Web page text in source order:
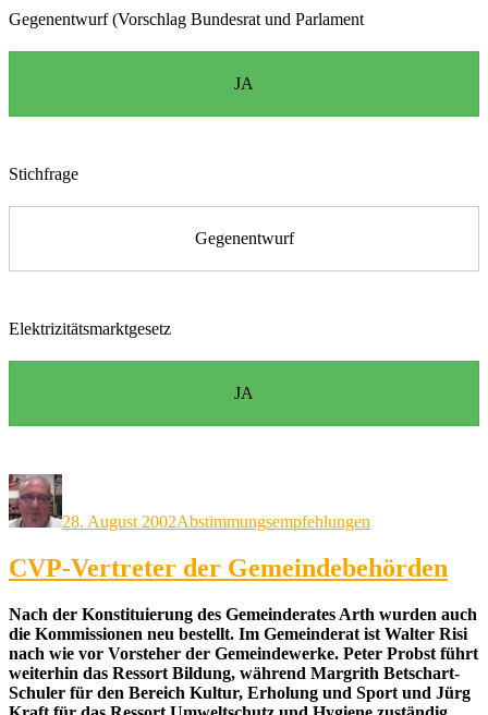
Gegenentwurf (Vorschlag Bundesrat und Parlament
JA
Stichfrage
Gegenentwurf
Elektrizitätsmarktgesetz
JA
Autor
Veröffentlicht
am
28. August 2002Abstimmungsempfehlungen
CVP-Vertreter der Gemeindebehörden
Nach der Konstituierung des Gemeinderates Arth wurden auch
die Kommissionen neu bestellt. Im Gemeinderat ist Walter Risi
nach wie vor Vorsteher der Gemeindewerke. Peter Probst führt
weiterhin das Ressort Bildung, während Margrith Betschart-
Schuler für den Bereich Kultur, Erholung und Sport und Jürg